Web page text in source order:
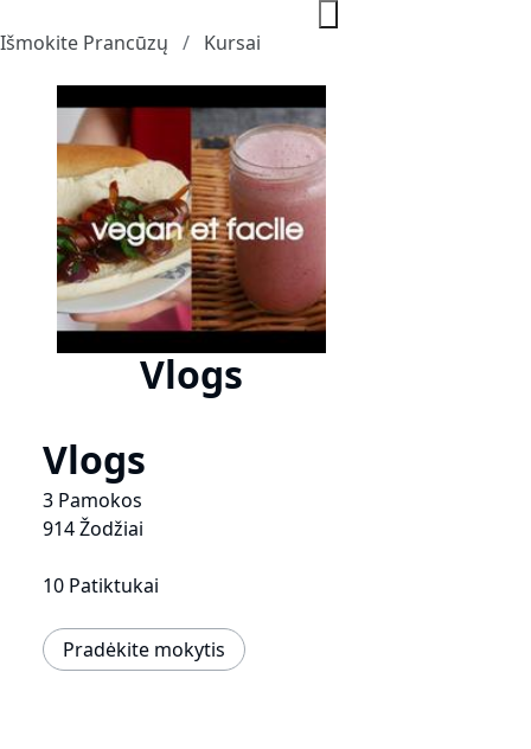
Išmokite Prancūzų Kursai
Vlogs
Vlogs
3 Pamokos
914 Žodžiai
10 Patiktukai
Pradėkite mokytis